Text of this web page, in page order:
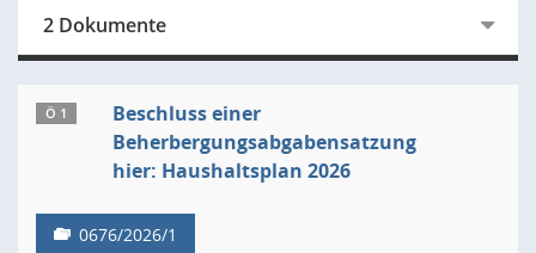
2 Dokumente
Ö 1
Beschluss einer
Beherbergungsabgabensatzung
hier: Haushaltsplan 2026
0676/2026/1